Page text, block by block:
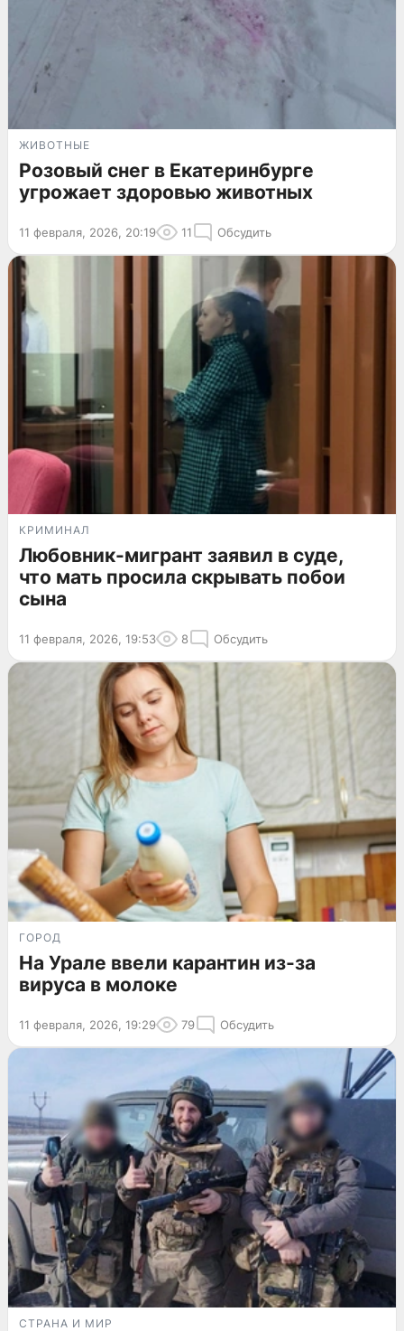
ЖИВОТНЫЕ
Розовый снег в Екатеринбурге
угрожает здоровью животных
11 февраля, 2026, 20:19 11 Обсудить
КРИМИНАЛ
Любовник-мигрант заявил в суде,
что мать просила скрывать побои
сына
11 февраля, 2026, 19:53 8 Обсудить
ГОРОД
На Урале ввели карантин из-за
вируса в молоке
11 февраля, 2026, 19:29 79 Обсудить
СТРАНА И МИР